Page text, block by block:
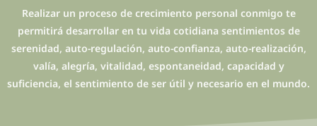
Realizar un proceso de crecimiento personal conmigo te
permitirá desarrollar en tu vida cotidiana sentimientos de
serenidad, auto-regulación, auto-confianza, auto-realización,
valía, alegría, vitalidad, espontaneidad, capacidad y
suficiencia, el sentimiento de ser útil y necesario en el mundo.